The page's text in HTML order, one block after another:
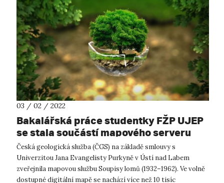
03 / 02 / 2022
Bakalářská práce studentky FŽP UJEP
se stala součástí mapového serveru
České geologické služby
Česká geologická služba (ČGS) na základě smlouvy s
Univerzitou Jana Evangelisty Purkyně v Ústí nad Labem
zveřejnila mapovou službu Soupisy lomů (1932–1962). Ve volně
dostupné digitální mapě se nachází více než 10 tisíc